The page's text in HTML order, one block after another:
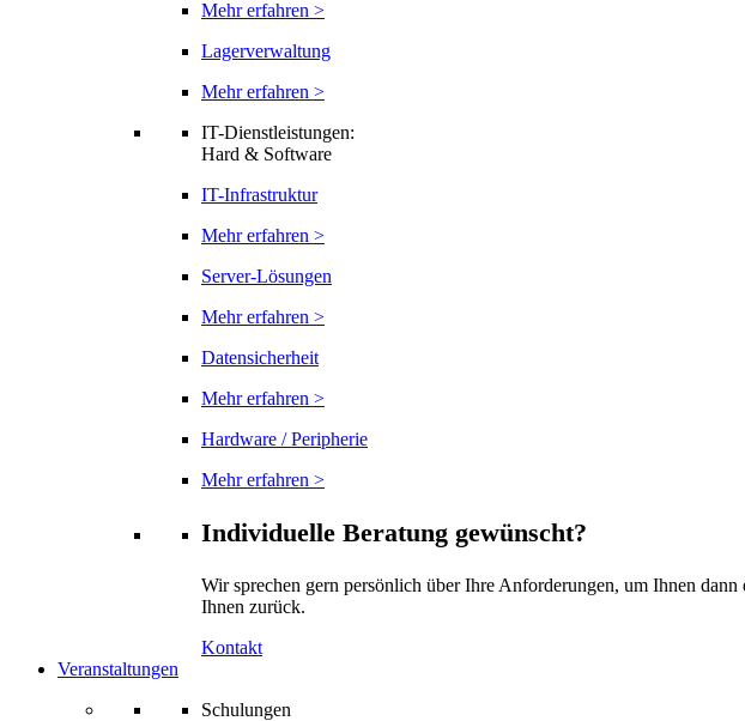
Mehr erfahren >
Lagerverwaltung
Mehr erfahren >
IT-Dienstleistungen:
Hard & Software
IT-Infrastruktur
Mehr erfahren >
Server-Lösungen
Mehr erfahren >
Datensicherheit
Mehr erfahren >
Hardware / Peripherie
Mehr erfahren >
Individuelle Beratung gewünscht?
Wir sprechen gern persönlich über Ihre Anforderungen, um Ihnen
Ihnen zurück.
Kontakt
Veranstaltungen
Schulungen